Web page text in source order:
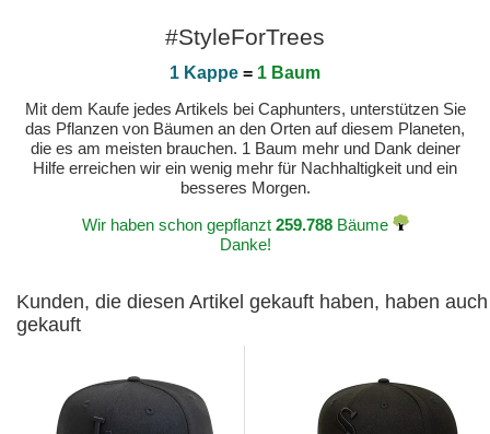
#StyleForTrees
1 Kappe = 1 Baum
Mit dem Kaufe jedes Artikels bei Caphunters, unterstützen Sie
das Pflanzen von Bäumen an den Orten auf diesem Planeten,
die es am meisten brauchen. 1 Baum mehr und Dank deiner
Hilfe erreichen wir ein wenig mehr für Nachhaltigkeit und ein
besseres Morgen.
Wir haben schon gepflanzt 259.788Bäume
Danke!
Kunden, die diesen Artikel gekauft haben, haben auch
gekauft